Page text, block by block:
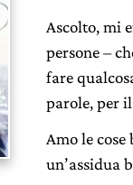
Ascolto, mi
persone –
fare
parole, per
Amo le
un’assidua